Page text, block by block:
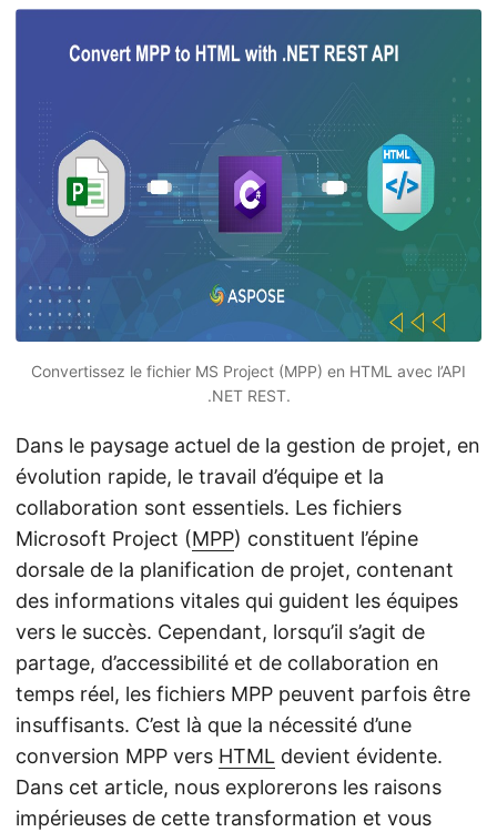
t
Convertissez le fichier MS Project (MPP) en HTML avec l’API
.NET REST.
Dans le paysage actuel de la gestion de projet, en
évolution rapide, le travail d’équipe et la
collaboration sont essentiels. Les fichiers
Microsoft Project (MPP) constituent l’épine
dorsale de la planification de projet, contenant
des informations vitales qui guident les équipes
vers le succès. Cependant, lorsqu’il s’agit de
partage, d’accessibilité et de collaboration en
temps réel, les fichiers MPP peuvent parfois être
insuffisants. C’est là que la nécessité d’une
conversion MPP vers HTML devient évidente.
Dans cet article, nous explorerons les raisons
impérieuses de cette transformation et vous